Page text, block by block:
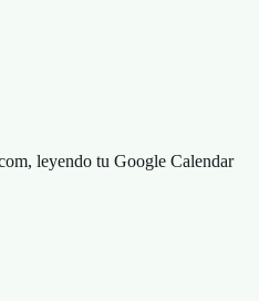
leyendo tu Google Calendar